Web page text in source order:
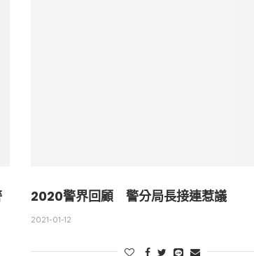
2020警界回顧 警分局長接連惹議
2021-01-12